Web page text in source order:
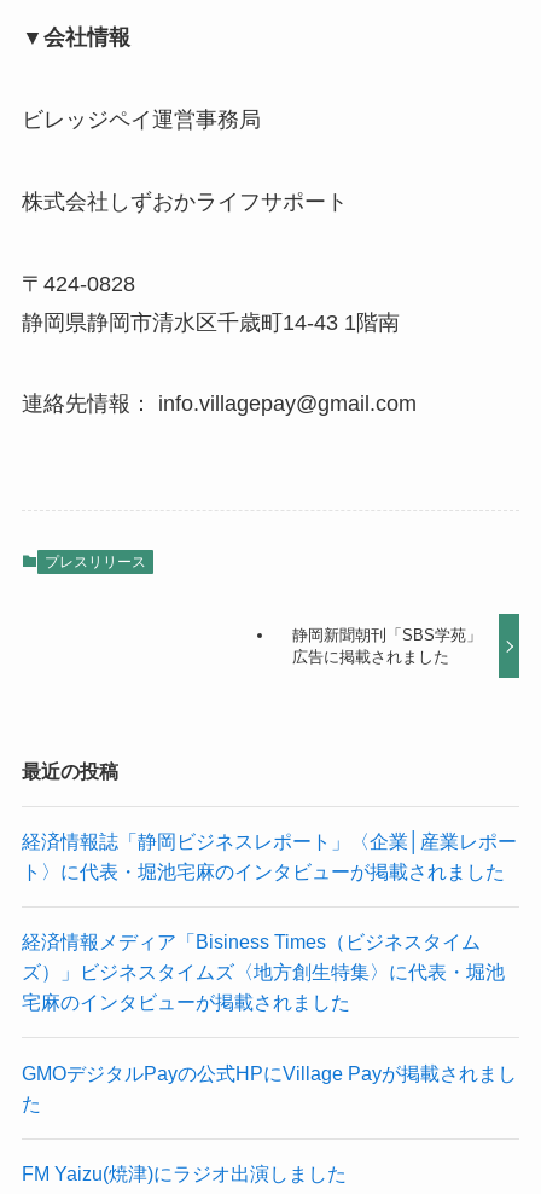
▼会社情報
ビレッジペイ運営事務局
株式会社しずおかライフサポート
〒424-0828
静岡県静岡市清水区千歳町14-43 1階南
連絡先情報： info.villagepay@gmail.com
プレスリリース
静岡新聞朝刊「SBS学苑」
広告に掲載されました
最近の投稿
経済情報誌「静岡ビジネスレポート」〈企業│産業レポー
ト〉に代表・堀池宅麻のインタビューが掲載されました
経済情報メディア「Bisiness Times（ビジネスタイム
ズ）」ビジネスタイムズ〈地方創生特集〉に代表・堀池
宅麻のインタビューが掲載されました
GMOデジタルPayの公式HPにVillage Payが掲載されまし
た
FM Yaizu(焼津)にラジオ出演しました